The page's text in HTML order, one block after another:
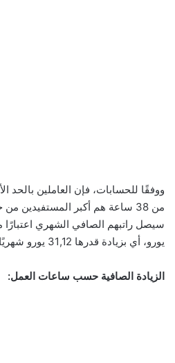
ووفقًا للحسابات، فإن العاملين
من 38 ساعة هم أكبر المستفيدين
يورو، أي بزيادة قدرها 31,12 يورو شهريًا.
الزيادة الصافية حسب ساعات العمل: